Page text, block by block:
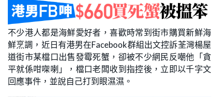
不少港人都是海鮮愛好者，喜歡時常到街市購買新鮮海
鮮烹調，近日有港男在Facebook群組出文控訴荃灣楊屋
道街市某檔口出售發霉死蟹，卻被不少網民反嘲他「貪
平就係咁㗎喇」，檔口老闆收到指控後，立即以千字文
回應事件，並說自己打到眼濕濕。